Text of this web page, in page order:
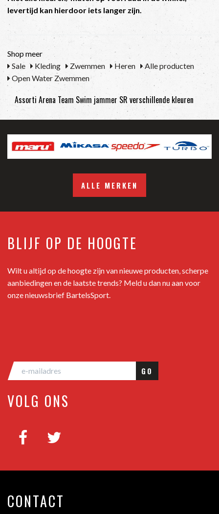
levertijd kan hierdoor iets langer zijn.
Shop meer
Sale
Kleding Zwemmen Heren
Alle producten
Open Water Zwemmen
Assorti Arena Team Swim jammer SR verschillende kleuren
ALLE MERKEN
BLIJF OP DE HOOGTE
Wilt u altijd op de hoogte zijn van nieuwe producten, scherpe
aanbiedingen en de laatste trends? Meld u dan nu aan voor
onze nieuwsbrief BartelsSport.
GO
VOLG ONS
CONTACT